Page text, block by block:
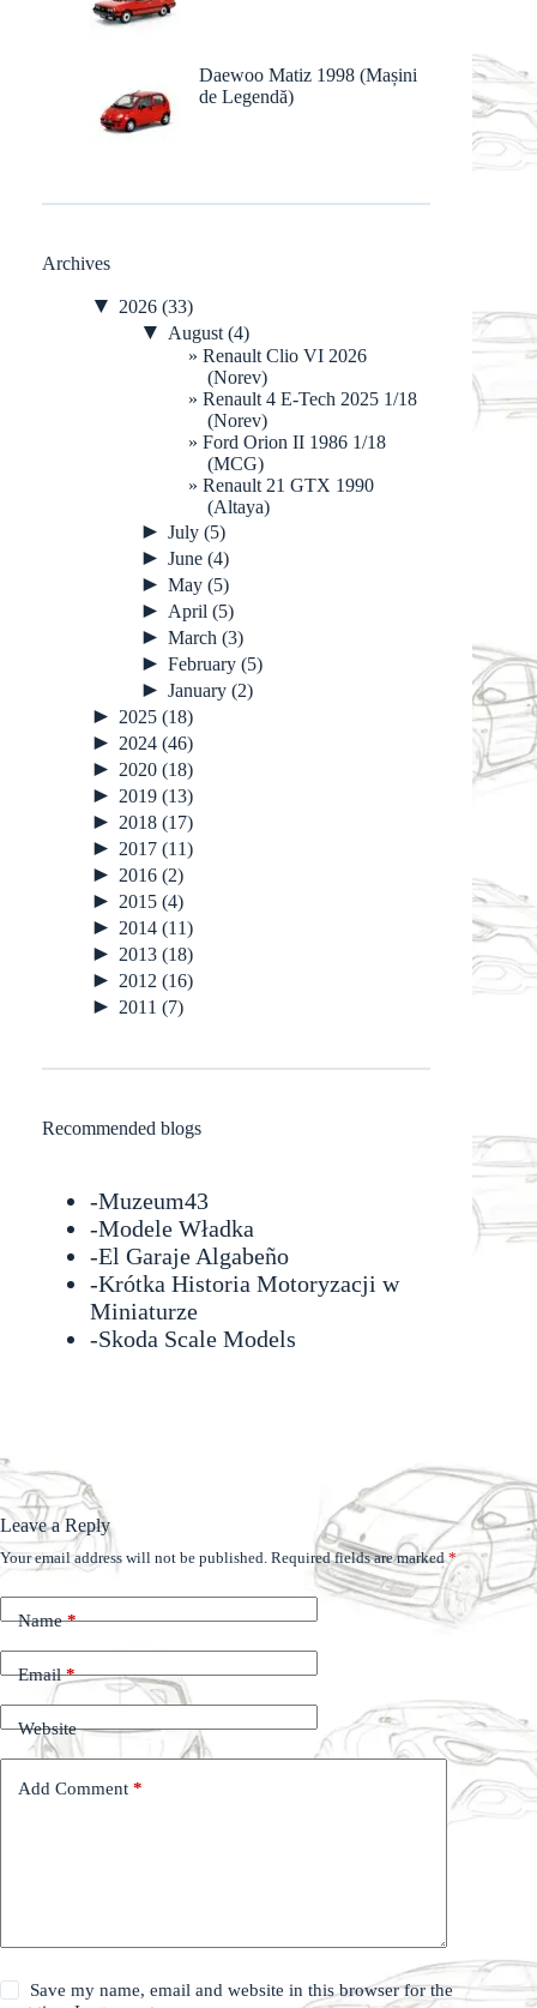
Daewoo Matiz 1998 (Mașini
de Legendă)
Archives
▼ 2026 (33)
▼ August (4)
Renault Clio VI 2026
(Norev)
Renault 4 E-Tech 2025 1/18
(Norev)
Ford Orion II 1986 1/18
(MCG)
Renault 21 GTX 1990
(Altaya)
► July (5)
► June (4)
► May (5)
► April (5)
► March (3)
► February (5)
► January (2)
► 2025 (18)
► 2024 (46)
► 2020 (18)
► 2019 (13)
► 2018 (17)
► 2017 (11)
► 2016 (2)
► 2015 (4)
► 2014 (11)
► 2013 (18)
► 2012 (16)
► 2011 (7)
Recommended blogs
-Muzeum43
-Modele Władka
-El Garaje Algabeño
-Krótka Historia Motoryzacji w
Miniaturze
-Skoda Scale Models
Leave a Reply
Your email address will not be published. Required fields are marked*
Name*
Email*
Website
Add Comment *
Save my name, email and website in this browser for the